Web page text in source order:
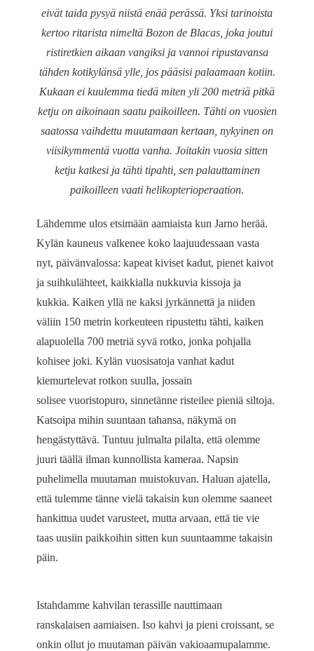
eivät taida pysyä niistä enää perässä. Yksi tarinoista
kertoo ritarista nimeltä Bozon de Blacas, joka joutui
ristiretkien aikaan vangiksi ja vannoi ripustavansa
tähden kotikylänsä ylle, jos pääsisi palaamaan kotiin.
Kukaan ei kuulemma tiedä miten yli 200 metriä pitkä
ketju on aikoinaan saatu paikoilleen. Tähti on vuosien
saatossa vaihdettu muutamaan kertaan, nykyinen on
viisikymmentä vuotta vanha. Joitakin vuosia sitten
ketju katkesi ja tähti tipahti, sen palauttaminen
paikoilleen vaati helikopterioperaation.
Lähdemme ulos etsimään aamiaista kun Jarno herää.
Kylän kauneus valkenee koko laajuudessaan vasta
nyt, päivänvalossa: kapeat kiviset kadut, pienet kaivot
ja suihkulähteet, kaikkialla nukkuvia kissoja ja
kukkia. Kaiken yllä ne kaksi jyrkännettä ja niiden
väliin 150 metrin korkeuteen ripustettu tähti, kaiken
alapuolella 700 metriä syvä rotko, jonka pohjalla
kohisee joki. Kylän vuosisatoja vanhat kadut
kiemurtelevat rotkon suulla, jossain
solisee vuoristopuro, sinnetänne risteilee pieniä siltoja.
Katsoipa mihin suuntaan tahansa, näkymä on
hengästyttävä. Tuntuu julmalta pilalta, että olemme
juuri täällä ilman kunnollista kameraa. Napsin
puhelimella muutaman muistokuvan. Haluan ajatella,
että tulemme tänne vielä takaisin kun olemme saaneet
hankittua uudet varusteet, mutta arvaan, että tie vie
taas uusiin paikkoihin sitten kun suuntaamme takaisin
päin.
Istahdamme kahvilan terassille nauttimaan
ranskalaisen aamiaisen. Iso kahvi ja pieni croissant, se
onkin ollut jo muutaman päivän vakioaamupalamme.